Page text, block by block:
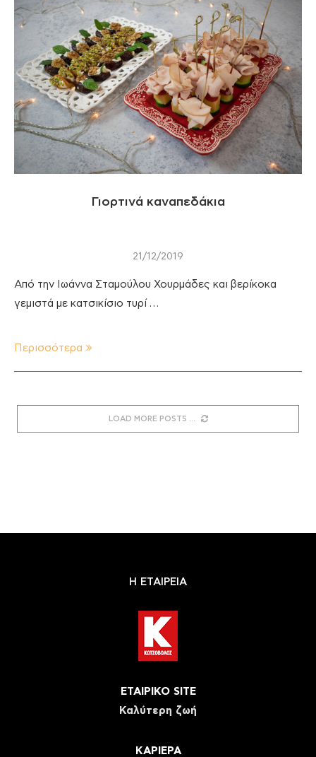
Γιορτινά καναπεδάκια
21/12/2019
Από την Ιωάννα Σταμούλου Χουρμάδες και βερίκοκα
γεμιστά με κατσικίσιο τυρί …
Περισσότερα
LOAD MORE POSTS
Η ΕΤΑΙΡΕΙΑ
ΕΤΑΙΡΙΚΟ SITE
Καλύτερη ζωή
ΚΑΡΙΕΡΑ